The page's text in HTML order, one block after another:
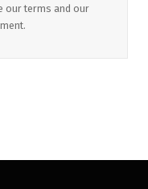
our terms and our